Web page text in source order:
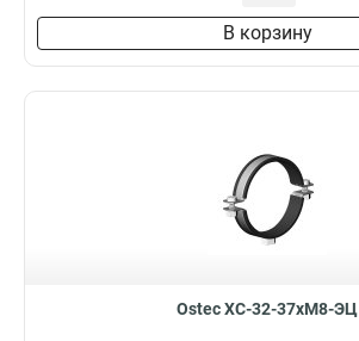
В корзину
Ostec ХС-32-37хМ8-ЭЦ